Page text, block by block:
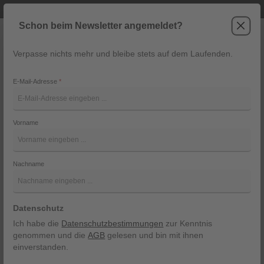
Navigation
Bildergalerie überspringen
Schon beim Newsletter angemeldet?
Verpasse nichts mehr und bleibe stets auf dem Laufenden.
E-Mail-Adresse*
Vorname
Nachname
Datenschutz
Ich habe die Datenschutzbestimmungen zur Kenntnis
genommen und dieAGB gelesen und bin mit ihnen
einverstanden.